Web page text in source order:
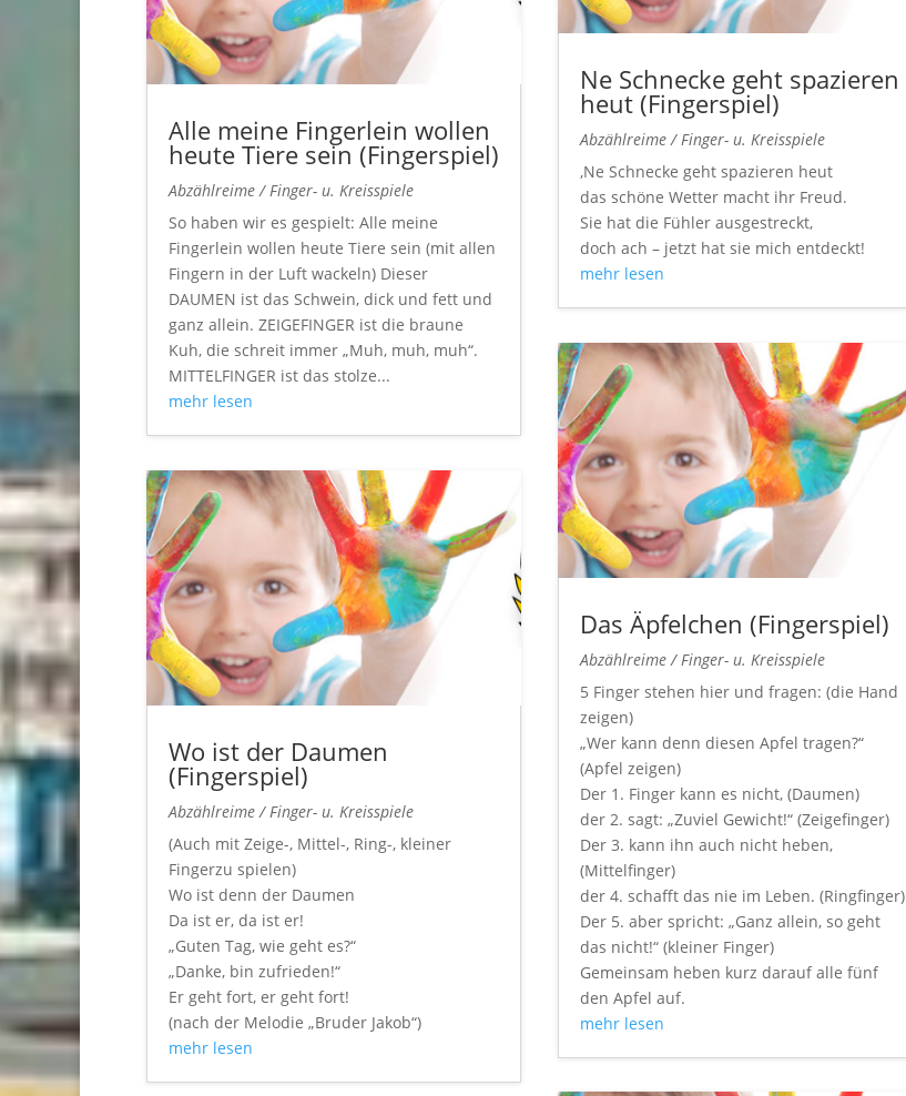
Alle meine Fingerlein wollen
heute Tiere sein (Fingerspiel)
Abzählreime / Finger- u. Kreisspiele
So haben wir es gespielt: Alle meine
Fingerlein wollen heute Tiere sein (mit allen
Fingern in der Luft wackeln) Dieser
DAUMEN ist das Schwein, dick und fett und
ganz allein. ZEIGEFINGER ist die braune
Kuh, die schreit immer „Muh, muh, muh“.
MITTELFINGER ist das stolze...
mehr lesen
Wo ist der Daumen
(Fingerspiel)
Abzählreime / Finger- u. Kreisspiele
(Auch mit Zeige-, Mittel-, Ring-, kleiner
Fingerzu spielen)
Wo ist denn der Daumen
Da ist er, da ist er!
„Guten Tag, wie geht es?“
„Danke, bin zufrieden!“
Er geht fort, er geht fort!
(nach der Melodie „Bruder Jakob“)
mehr lesen
Ne Schnecke geht spazieren
heut (Fingerspiel)
Abzählreime / Finger- u. Kreisspiele
‚Ne Schnecke geht spazieren heut
das schöne Wetter macht ihr Freud.
Sie hat die Fühler ausgestreckt,
doch ach – jetzt hat sie mich entdeckt!
mehr lesen
Das Äpfelchen (Fingerspiel)
Abzählreime / Finger- u. Kreisspiele
5 Finger stehen hier und fragen: (die Hand
zeigen)
„Wer kann denn diesen Apfel tragen?“
(Apfel zeigen)
Der 1. Finger kann es nicht, (Daumen)
der 2. sagt: „Zuviel Gewicht!“ (Zeigefinger)
Der 3. kann ihn auch nicht heben,
(Mittelfinger)
der 4. schafft das nie im Leben. (Ringfinger)
Der 5. aber spricht: „Ganz allein, so geht
das nicht!“ (kleiner Finger)
Gemeinsam heben kurz darauf alle fünf
den Apfel auf.
mehr lesen